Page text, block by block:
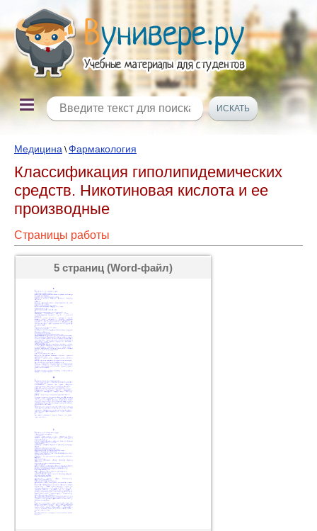
Медицина \Фармакология
Классификация гиполипидемических
средств. Никотиновая кислота и ее
производные
Страницы работы
5 страниц (Word-файл)